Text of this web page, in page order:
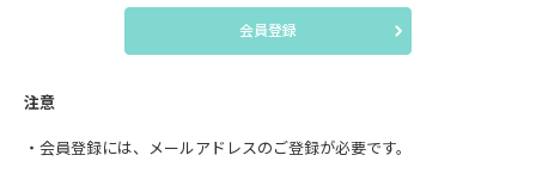
会員登録
注意
・会員登録には、メールアドレスのご登録が必要です。